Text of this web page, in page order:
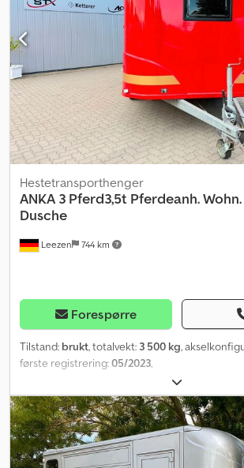
Leezen 744 km
Hestetransporthenger
ANKA 3 Pferd3,5t Pferdeanh. Wohn.
Dusche
Forespørre
Tilstand: brukt, totalvekt: 3 500 kg,
første registrering:05/2023